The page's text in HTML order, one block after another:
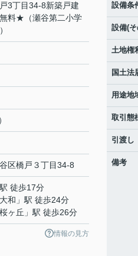
3丁目34-8新築戸建
料★（瀬谷第二小学
区橋戸 ３丁目34-8
駅 徒歩17分
大和 」駅 徒歩24分
桜ヶ丘 」駅 徒歩26分
情報の見方
設備条
設備(
土地権
国土法
用途地
取引態
引渡し
備考